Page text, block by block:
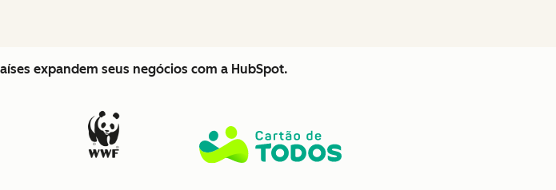
expandem seus negócios com a HubSpot.